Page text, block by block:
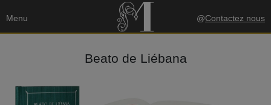
Menu @Contactez nous
Beato de Liébana